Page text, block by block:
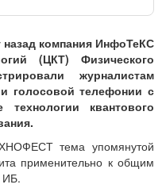
компания ИнфоТеКС
(ЦКТ) Физического
журналистам
голосовой телефонии с
квантового
тема упомянутой
применительно к общим
ИБ.